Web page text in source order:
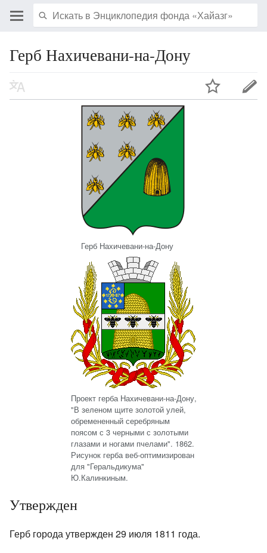
Герб Нахичевани-на-Дону
Герб Нахичевани-на-Дону
Проект герба Нахичевани-на-Дону,
"В зеленом щите золотой улей,
обремененный серебряным
поясом с 3 черными с золотыми
глазами и ногами пчелами". 1862.
Рисунок герба веб-оптимизирован
для "Геральдикума"
Ю.Калинкиным.
Утвержден
Герб города утвержден 29 июля 1811 года.